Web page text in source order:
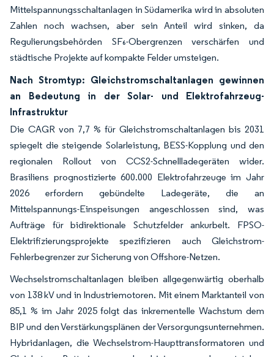
Mittelspannungsschaltanlagen in Südamerika wird in absoluten
Zahlen noch wachsen, aber sein Anteil wird sinken, da
Regulierungsbehörden SF₆-Obergrenzen verschärfen und
städtische Projekte auf kompakte Felder umsteigen.
Nach Stromtyp: Gleichstromschaltanlagen gewinnen
an Bedeutung in der Solar- und Elektrofahrzeug-
Infrastruktur
Die CAGR von 7,7 % für Gleichstromschaltanlagen bis 2031
spiegelt die steigende Solarleistung, BESS-Kopplung und den
regionalen Rollout von CCS2-Schnellladegeräten wider.
Brasiliens prognostizierte 600.000 Elektrofahrzeuge im Jahr
2026 erfordern gebündelte Ladegeräte, die an
Mittelspannungs-Einspeisungen angeschlossen sind, was
Aufträge für bidirektionale Schutzfelder ankurbelt. FPSO-
Elektrifizierungsprojekte spezifizieren auch Gleichstrom-
Fehlerbegrenzer zur Sicherung von Offshore-Netzen.
Wechselstromschaltanlagen bleiben allgegenwärtig oberhalb
von 138 kV und in Industriemotoren. Mit einem Marktanteil von
85,1 % im Jahr 2025 folgt das inkrementelle Wachstum dem
BIP und den Verstärkungsplänen der Versorgungsunternehmen.
Hybridanlagen, die Wechselstrom-Haupttransformatoren und